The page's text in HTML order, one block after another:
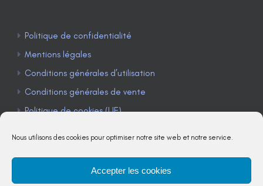
Nous utilisons des cookies pour optimiser notre site web et notre service.
Accepter les cookies
Politique de confidentialité
Mentions légales
Conditions générales d’utilisation
Conditions générales de vente
Politique de cookies (UE)
TÉLÉPHONE : 04 90 85 22 98